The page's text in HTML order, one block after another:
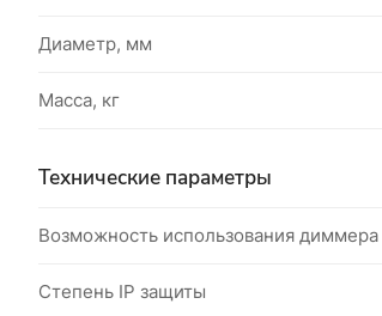
Диаметр, мм
Масса, кг
Технические параметры
Возможность использования диммера
Степень IP защиты